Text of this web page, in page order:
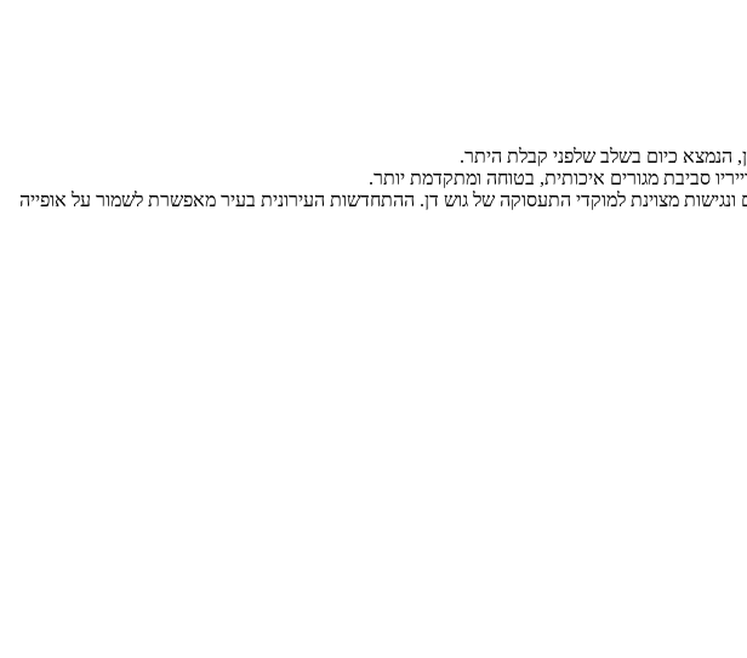
מצוינת למוקדי התעסוקה של גוש דן. ההתחדשות העירונית בעיר מאפשרת לשמור על אופייה